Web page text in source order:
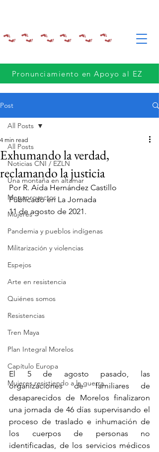
Pronunciamiento en Apoyo al EZ
Post
All Posts
Noticias CNI / EZLN
Una montaña en altamar
Megaproyectos
Mujeres
Pandemia y pueblos indígenas
Militarización y violencias
Espejos
Arte en resistencia
Quiénes somos
Resistencias
Tren Maya
Plan Integral Morelos
Capítulo Europa
Mujeres resistiendo a la guerra
All Posts
Exhumando la verdad,
reclamando la justicia
4 min read
Por R. Aída Hernández Castillo
Publicado en La Jornada
11 de agosto de 2021.
El 5 de agosto pasado, las
organizaciones de familiares de
desaparecidos de Morelos finalizaron
una jornada de 46 días supervisando el
proceso de traslado e inhumación de
los cuerpos de personas no
identificadas, de los servicios médicos